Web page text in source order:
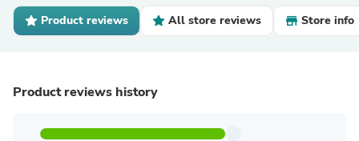
Product reviews All store reviews Store info
Product reviews history